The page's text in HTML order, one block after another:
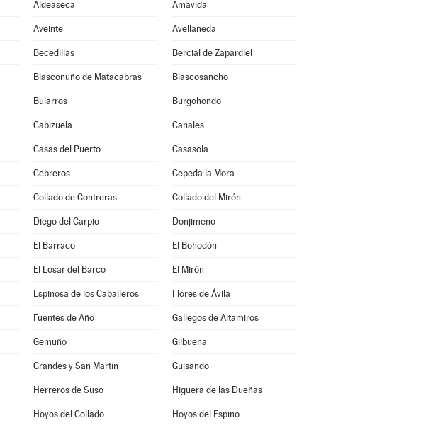
Aldeaseca Amavida
Aveinte Avellaneda
Becedillas Bercial de Zapardiel
Blasconuño de Matacabras Blascosancho
Bularros Burgohondo
Cabizuela Canales
Casas del Puerto Casasola
Cebreros Cepeda la Mora
Collado de Contreras Collado del Mirón
Diego del Carpio Donjimeno
El Barraco El Bohodón
El Losar del Barco El Mirón
Espinosa de los Caballeros Flores de Ávila
Fuentes de Año Gallegos de Altamiros
Gemuño Gilbuena
Grandes y San Martín Guisando
Herreros de Suso Higuera de las Dueñas
Hoyos del Collado Hoyos del Espino